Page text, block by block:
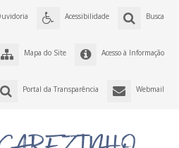
Busca
Acessibilidade
Acesso à Informação
Mapa do Site
Webmail
Portal da Transparência